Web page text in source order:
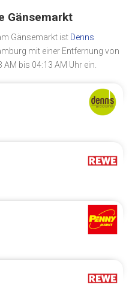
Gänsemarkt
Gänsemarkt ist Denns
mit einer Entfernung von
bis 04:13 AM Uhr ein.